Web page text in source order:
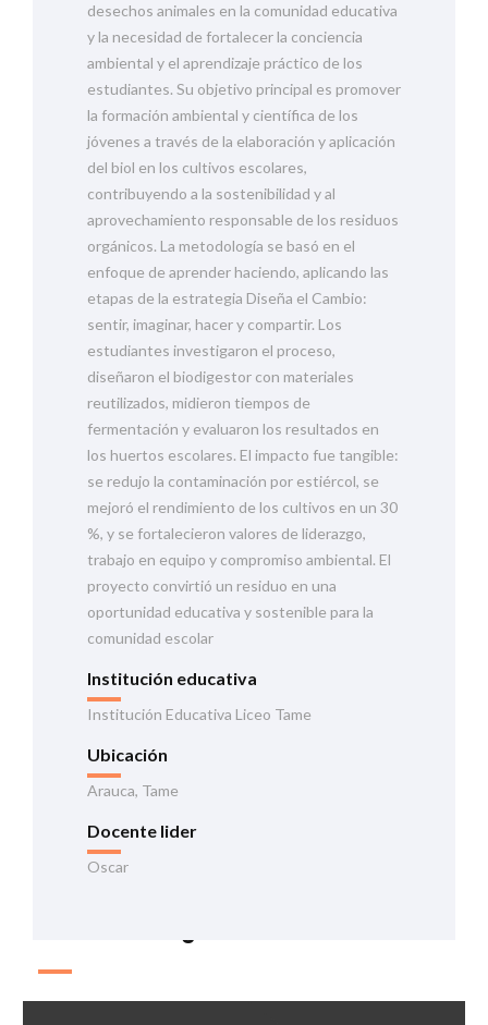
desechos animales en la comunidad educativa
y la necesidad de fortalecer la conciencia
ambiental y el aprendizaje práctico de los
estudiantes. Su objetivo principal es promover
la formación ambiental y científica de los
jóvenes a través de la elaboración y aplicación
del biol en los cultivos escolares,
contribuyendo a la sostenibilidad y al
aprovechamiento responsable de los residuos
orgánicos. La metodología se basó en el
enfoque de aprender haciendo, aplicando las
etapas de la estrategia Diseña el Cambio:
sentir, imaginar, hacer y compartir. Los
estudiantes investigaron el proceso,
diseñaron el biodigestor con materiales
reutilizados, midieron tiempos de
fermentación y evaluaron los resultados en
los huertos escolares. El impacto fue tangible:
se redujo la contaminación por estiércol, se
mejoró el rendimiento de los cultivos en un 30
%, y se fortalecieron valores de liderazgo,
trabajo en equipo y compromiso ambiental. El
proyecto convirtió un residuo en una
oportunidad educativa y sostenible para la
comunidad escolar
Institución educativa
Institución Educativa Liceo Tame
Ubicación
Arauca, Tame
Docente lider
Oscar